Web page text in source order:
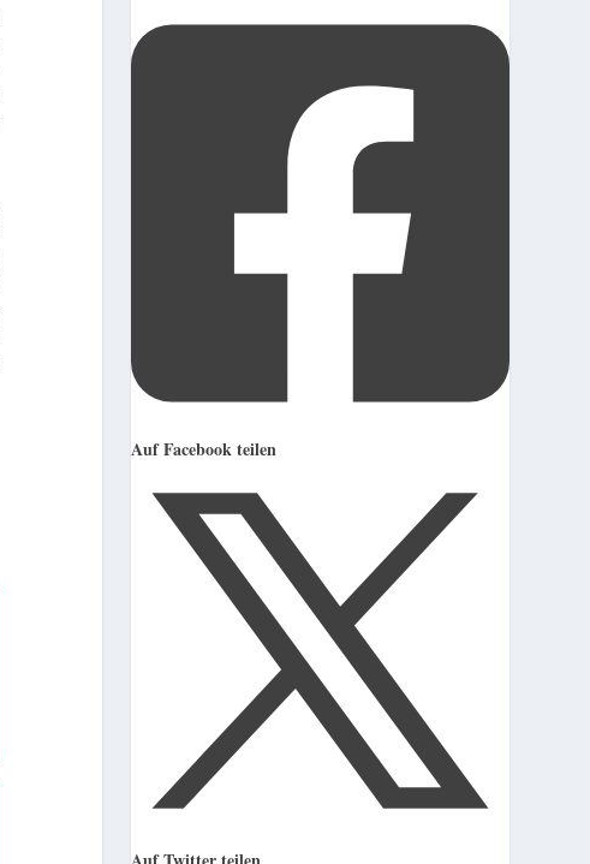
Auf Facebook teilen